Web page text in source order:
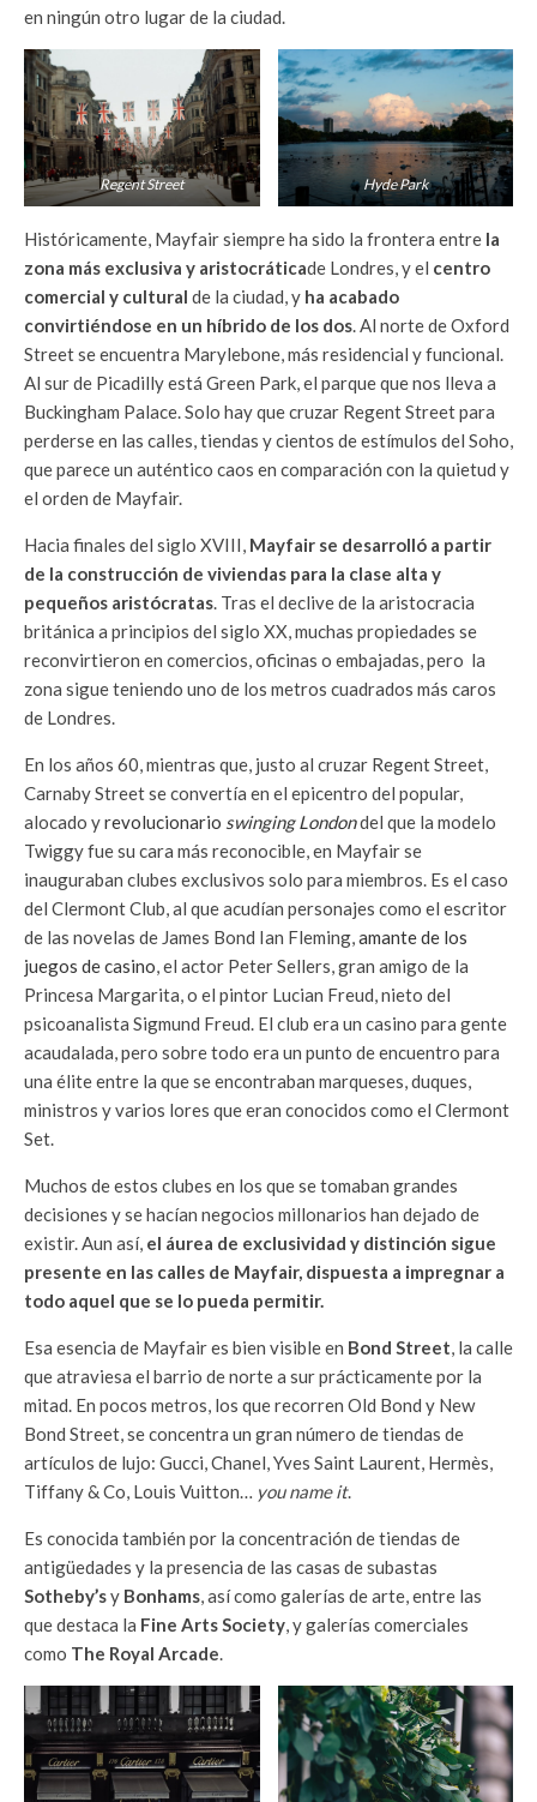
en ningún otro lugar de la ciudad.
Regent Street Hyde Park
Históricamente, Mayfair siempre ha sido la frontera entre la
zona más exclusiva y aristocráticade Londres, y el centro
comercial y cultural de la ciudad, y ha acabado
convirtiéndose en un híbrido de los dos . Al norte de Oxford
Street se encuentra Marylebone, más residencial y funcional.
Al sur de Picadilly está Green Park, el parque que nos lleva a
Buckingham Palace. Solo hay que cruzar Regent Street para
perderse en las calles, tiendas y cientos de estímulos del Soho,
que parece un auténtico caos en comparación con la quietud y
el orden de Mayfair.
Hacia finales del siglo XVIII, Mayfair se desarrolló a partir
de la construcción de viviendas para la clase alta y
pequeños aristócratas . Tras el declive de la aristocracia
británica a principios del siglo XX, muchas propiedades se
reconvirtieron en comercios, oficinas o embajadas, pero la
zona sigue teniendo uno de los metros cuadrados más caros
de Londres.
En los años 60, mientras que, justo al cruzar Regent Street,
Carnaby Street se convertía en el epicentro del popular,
alocado yrevolucionario swinging Londondel que la modelo
Twiggy fue su cara más reconocible, en Mayfair se
inauguraban clubes exclusivos solo para miembros. Es el caso
del Clermont Club, al que acudían personajes como el escritor
de las novelas de James Bond Ian Fleming, amante de los
juegos de casino , el actor Peter Sellers, gran amigo de la
Princesa Margarita, o el pintor Lucian Freud, nieto del
psicoanalista Sigmund Freud. El club era un casino para gente
acaudalada, pero sobre todo era un punto de encuentro para
una élite entre la que se encontraban marqueses, duques,
ministros y varios lores que eran conocidos como el Clermont
Set.
Muchos de estos clubes en los que se tomaban grandes
decisiones y se hacían negocios millonarios han dejado de
existir. Aun así, el áurea de exclusividad y distinción sigue
presente en las calles de Mayfair, dispuesta a impregnar a
todo aquel que se lo pueda permitir.
Esa esencia de Mayfair es bien visible en Bond Street , la calle
que atraviesa el barrio de norte a sur prácticamente por la
mitad. En pocos metros, los que recorren Old Bond y New
Bond Street, se concentra un gran número de tiendas de
artículos de lujo: Gucci, Chanel, Yves Saint Laurent, Hermès,
Tiffany & Co, Louis Vuitton…
you name it.
Es conocida también por la concentración de tiendas de
antigüedades y la presencia de las casas de subastas
Sotheby’sy Bonhams , así como galerías de arte, entre las
que destaca la Fine Arts Society , y galerías comerciales
como The Royal Arcade